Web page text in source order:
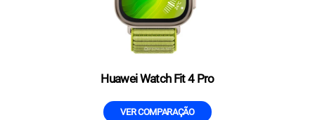
Huawei Watch Fit 4 Pro
VER COMPARAÇÃO